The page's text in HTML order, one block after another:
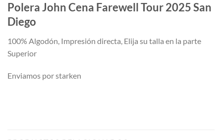
Polera John Cena Farewell Tour 2025 San
Diego
100% Algodón, Impresión directa, Elija su talla en la parte
Superior
Enviamos por starken